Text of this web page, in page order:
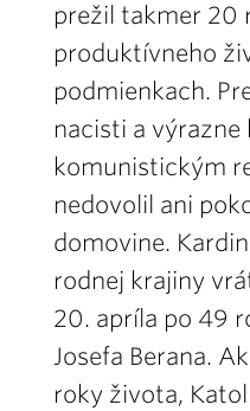
prežil takmer 20
produktívneho
podmienkach.
nacisti a výrazne
komunistickým
nedovolil ani
domovine.
rodnej krajiny
20. apríla po 49
Josefa Berana.
roky života,